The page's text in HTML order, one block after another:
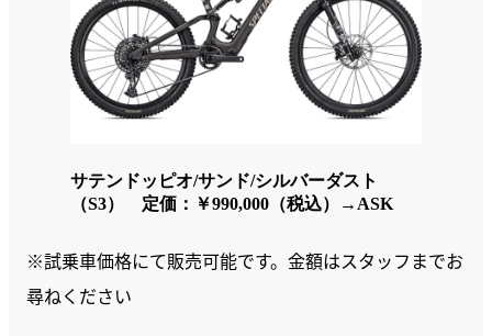
サテンドッピオ/サンド/シルバーダスト
（S3） 定価：￥990,000（税込）→ASK
※試乗車価格にて販売可能です。金額はスタッフまでお
尋ねください